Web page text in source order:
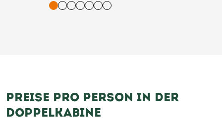
und Vorlesen der Inhalte mit Leertaste oder Tabulator-
PREISE PRO PERSON IN DER
DOPPELKABINE